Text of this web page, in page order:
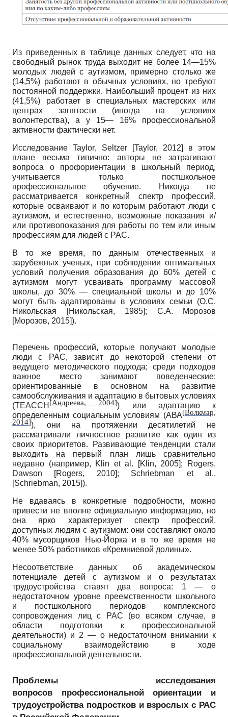
Из приведенных в таблице данных следует, что на
свободный рынок труда выходит не более 14—15%
молодых людей с аутизмом, примерно столько же
(14,5%) работают в обычных условиях, но требуют
постоянной поддержки. Наибольший процент из них
(41,5%) работает в специальных мастерских или
центрах занятости (иногда на условиях
волонтерства), а у 15— 16% профессиональной
активности фактически нет.
Исследование Taylor, Seltzer [Taylor, 2012]
в этом
плане весьма типично: авторы не затрагивают
вопроса о профориентации в школьный период,
учитывается только постшкольное
профессиональное обучение. Никогда не
рассматривается конкретный спектр профессий,
которые осваивают и по которым работают люди с
аутизмом, и естественно, возможные показания и/
или противопоказания для работы по тем или иным
профессиям для людей с РАС.
В то же время, по данным отечественных и
зарубежных ученых, при соблюдении оптимальных
условий получения образования до 60% детей с
аутизмом могут усваивать программу массовой
школы, до 30% — специальной школы и до 10%
могут быть адаптированы в условиях семьи (О.С.
Никольская
[Никольская, 1985]; С.А. Морозов
[Морозов, 2015]).
Перечень профессий, которые получают молодые
люди с РАС, зависит до некоторой степени от
ведущего методического подхода; среди подходов
важное место занимают поведенческие:
ориентированные в основном на развитие
самообслуживания и адаптацию в бытовых условиях
(ТЕАССН[Андреева, 2004]) или адаптацию к
определенным социальным условиям (АВА[Волкмар,
2014]), они на протяжении десятилетий не
рассматривали личностное развитие как один из
своих приоритетов. Развивающие тенденции стали
выходить на первый план лишь сравнительно
недавно (например,
Klin et al . [Klin, 2005];
Rogers,
Dawson [Rogers, 2010]; Schriebman et al.,
[Schriebman, 2015]).
Не вдаваясь в конкретные подробности, можно
привести не вполне официальную информацию, но
она ярко характеризует спектр профессий,
доступных людям с аутизмом: они составляют около
40% мусорщиков Нью-Йорка и в то же время не
менее 50% работников «Кремниевой долины».
Несоответствие данных об академическом
потенциале детей с аутизмом и о результатах
трудоустройства ставят два вопроса: 1 — о
недостаточном уровне преемственности школьного
и постшкольного периодов комплексного
сопровождения лиц с РАС (во всяком случае, в
области подготовки к профессиональной
деятельности) и 2 — о недостаточном внимании к
социальному взаимодействию в ходе
профессиональной деятельности.
Проблемы исследования
вопросов профессиональной ориентации и
трудоустройства подростков и взрослых с РАС